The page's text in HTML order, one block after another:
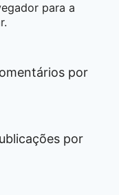
para a
por
por